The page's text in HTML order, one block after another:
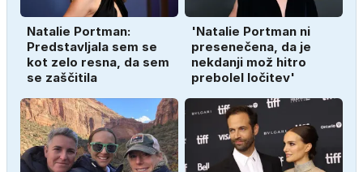
Natalie Portman:
Predstavljala sem se
kot zelo resna, da sem
se zaščitila
'Natalie Portman ni
presenečena, da je
nekdanji mož hitro
prebolel ločitev'